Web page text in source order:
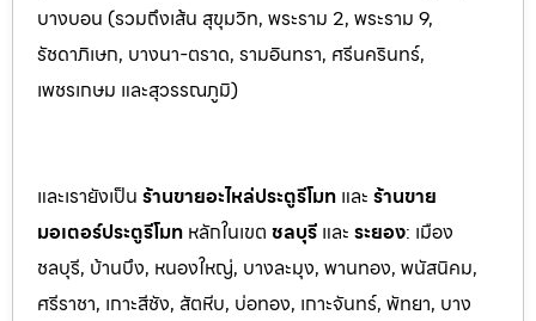
บางบอน (รวมถึงเส้น สุขุมวิท, พระราม 2, พระราม 9,
รัชดาภิเษก, บางนา-ตราด, รามอินทรา, ศรีนครินทร์,
เพชรเกษม และสุวรรณภูมิ)
และเรายังเป็น ร้านขายอะไหล่ประตูรีโมท และ ร้านขาย
มอเตอร์ประตูรีโมท หลักในเขต ชลบุรี และ ระยอง: เมือง
ชลบุรี, บ้านบึง, หนองใหญ่, บางละมุง, พานทอง, พนัสนิคม,
ศรีราชา, เกาะสีชัง, สัตหีบ, บ่อทอง, เกาะจันทร์, พัทยา, บาง